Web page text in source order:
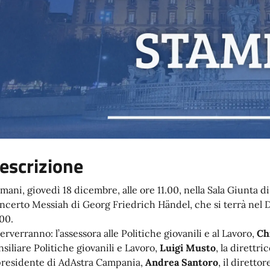
giovedì 18 dicembre, alle ore 11.00, nella Sala Giunta
Messiah di Georg Friedrich Händel, che si terrà nel
l’assessora alle Politiche giovanili e al Lavoro,
Politiche giovanili e Lavoro, Luigi Musto, la
di AdAstra Campania, Andrea Santoro, il